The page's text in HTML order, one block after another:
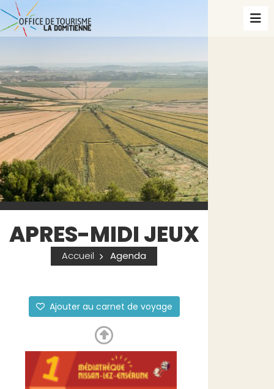
APRES-MIDI JEUX
Accueil Agenda
Ajouter au carnet de voyage